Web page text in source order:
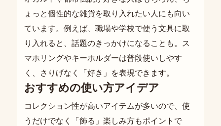
ょっと個性的な雑貨を取り入れたい人にも向い
ています。例えば、職場や学校で使う文具に取
り入れると、話題のきっかけになることも。ス
マホリングやキーホルダーは普段使いしやす
く、さりげなく「好き」を表現できます。
おすすめの使い方アイデア
コレクション性が高いアイテムが多いので、使
うだけでなく「飾る」楽しみ方もポイントで